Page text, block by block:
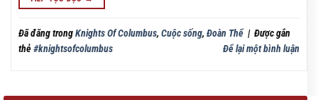
Đã đăng trongKnights Of Columbus, Cuộc sống, Đoàn Thể | Được gắn
thẻ #knightsofcolumbus Để lại một bình luận